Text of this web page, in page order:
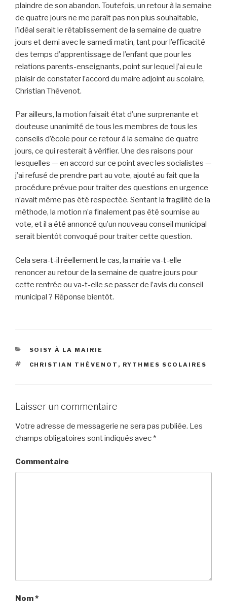
plaindre de son abandon. Toutefois, un retour à la semaine
de quatre jours ne me paraît pas non plus souhaitable,
l’idéal serait le rétablissement de la semaine de quatre
jours et demi avec le samedi matin, tant pour l’efficacité
des temps d’apprentissage de l’enfant que pour les
relations parents-enseignants, point sur lequel j’ai eu le
plaisir de constater l’accord du maire adjoint au scolaire,
Christian Thévenot.
Par ailleurs, la motion faisait état d’une surprenante et
douteuse unanimité de tous les membres de tous les
conseils d’école pour ce retour à la semaine de quatre
jours, ce qui resterait à vérifier. Une des raisons pour
lesquelles — en accord sur ce point avec les socialistes —
j’ai refusé de prendre part au vote, ajouté au fait que la
procédure prévue pour traiter des questions en urgence
n’avait même pas été respectée. Sentant la fragilité de la
méthode, la motion n’a finalement pas été soumise au
vote, et il a été annoncé qu’un nouveau conseil municipal
serait bientôt convoqué pour traiter cette question.
Cela sera-t-il réellement le cas, la mairie va-t-elle
renoncer au retour de la semaine de quatre jours pour
cette rentrée ou va-t-elle se passer de l’avis du conseil
municipal ? Réponse bientôt.
CATÉGORIES
SOISY À LA MAIRIE
ÉTIQUETTES
CHRISTIAN THÉVENOT , RYTHMES SCOLAIRES
Laisser un commentaire
Votre adresse de messagerie ne sera pas publiée. Les
champs obligatoires sont indiqués avec *
Commentaire
Nom*